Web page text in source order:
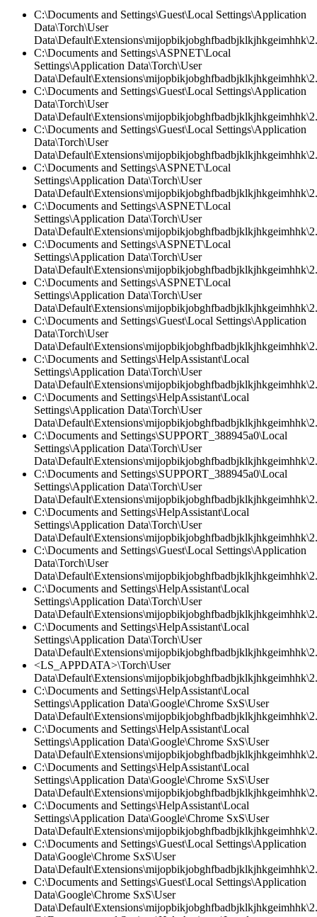
C:\Documents and Settings\Guest\Local Settings\Application
Data\Torch\User
C:\Documents and Settings\ASPNET\Local
Settings\Application Data\Torch\User
C:\Documents and Settings\Guest\Local Settings\Application
Data\Torch\User
C:\Documents and Settings\Guest\Local Settings\Application
Data\Torch\User
C:\Documents and Settings\ASPNET\Local
Settings\Application Data\Torch\User
C:\Documents and Settings\ASPNET\Local
Settings\Application Data\Torch\User
C:\Documents and Settings\ASPNET\Local
Settings\Application Data\Torch\User
C:\Documents and Settings\ASPNET\Local
Settings\Application Data\Torch\User
C:\Documents and Settings\Guest\Local Settings\Application
Data\Torch\User
C:\Documents and Settings\HelpAssistant\Local
Settings\Application Data\Torch\User
C:\Documents and Settings\HelpAssistant\Local
Settings\Application Data\Torch\User
C:\Documents and Settings\SUPPORT_388945a0\Local
Settings\Application Data\Torch\User
C:\Documents and Settings\SUPPORT_388945a0\Local
Settings\Application Data\Torch\User
C:\Documents and Settings\HelpAssistant\Local
Settings\Application Data\Torch\User
C:\Documents and Settings\Guest\Local Settings\Application
Data\Torch\User
C:\Documents and Settings\HelpAssistant\Local
Settings\Application Data\Torch\User
C:\Documents and Settings\HelpAssistant\Local
Settings\Application Data\Torch\User
<LS_APPDATA>\Torch\User
C:\Documents and Settings\HelpAssistant\Local
Settings\Application Data\Google\Chrome SxS\User
C:\Documents and Settings\HelpAssistant\Local
Settings\Application Data\Google\Chrome SxS\User
C:\Documents and Settings\HelpAssistant\Local
Settings\Application Data\Google\Chrome SxS\User
C:\Documents and Settings\HelpAssistant\Local
Settings\Application Data\Google\Chrome SxS\User
C:\Documents and Settings\Guest\Local Settings\Application
Data\Google\Chrome SxS\User
C:\Documents and Settings\Guest\Local Settings\Application
Data\Google\Chrome SxS\User